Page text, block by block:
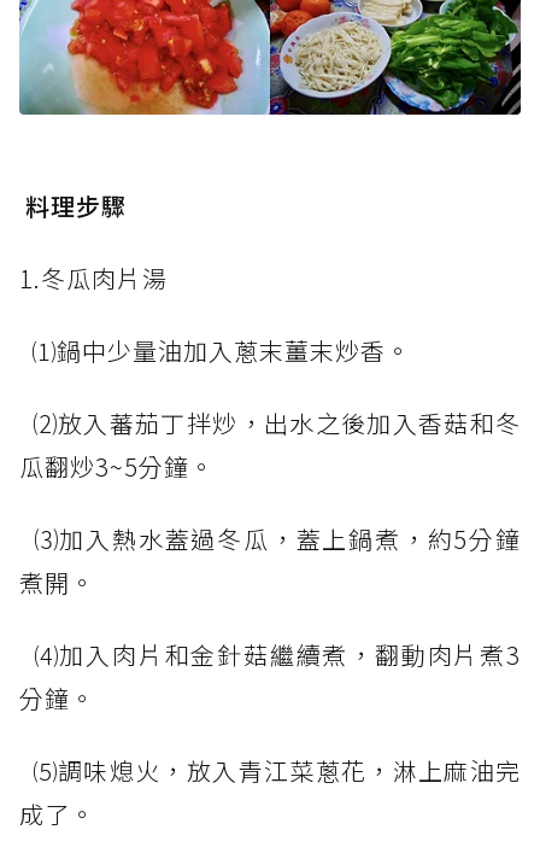
料理步驟
1.冬瓜肉片湯
⑴鍋中少量油加入蔥末薑末炒香。
⑵放入蕃茄丁拌炒，出水之後加入香菇和冬
瓜翻炒3~5分鐘。
⑶加入熱水蓋過冬瓜，蓋上鍋煮，約5分鐘
煮開。
⑷加入肉片和金針菇繼續煮，翻動肉片煮3
分鐘。
⑸調味熄火，放入青江菜蔥花，淋上麻油完
成了。